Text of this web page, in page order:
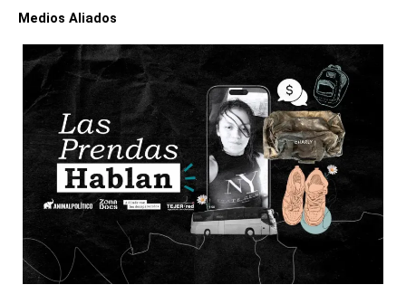
Medios Aliados